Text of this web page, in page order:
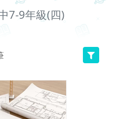
7-9年級(四)